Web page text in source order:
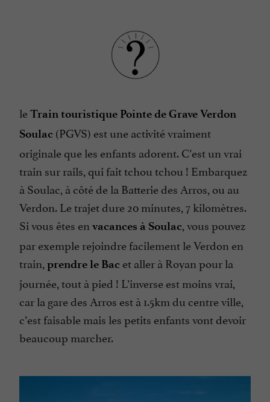
leTrain touristique Pointe de Grave Verdon
Soulac (PGVS) est une activité vraiment
originale que les enfants adorent. C’est un vrai
train sur rails, qui fait tchou tchou ! Embarquez
à Soulac, à côté de la Batterie des Arros, ou au
Verdon. Le trajet dure 20 minutes, 7 kilomètres.
Si vous êtes en vacances à Soulac, vous pouvez
par exemple rejoindre facilement le Verdon en
train, prendre le Bac et aller à Royan pour la
journée, tout à pied ! L’inverse est moins vrai,
car la gare des Arros est à 1.5km du centre ville,
c’est faisable mais les petits enfants vont devoir
beaucoup marcher.